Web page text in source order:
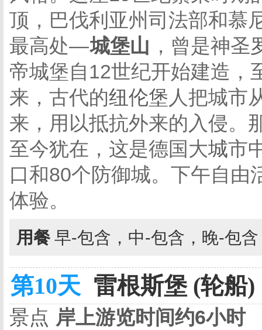
顶，巴伐利亚州司法部和慕
最高处—城堡山 ，曾是神圣
帝城堡自12世纪开始建造，
来，古代的纽伦堡 人把城市
来，用以抵抗外来的入侵。
至今犹在，这是德国大城市
口和80个防御城。下午自由
体验。
用餐 早-包含，中-包含，晚-包
第10天 雷根斯堡 (轮船)
景点 岸上游览时间约6小时